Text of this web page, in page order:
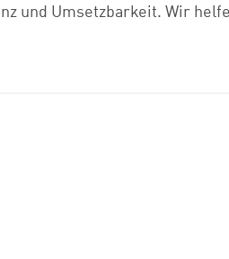
und Umsetzbarkeit. Wir